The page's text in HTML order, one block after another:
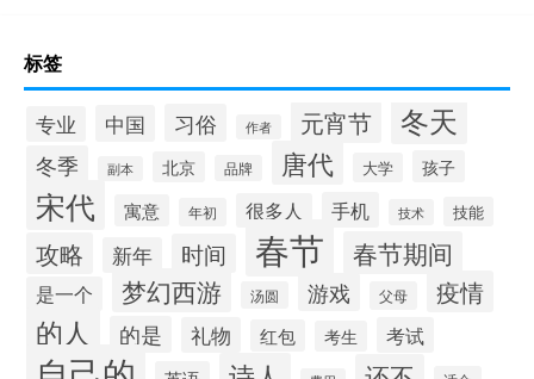
标签
专业 中国 习俗 作者 元宵节 冬天
冬季 副本 北京 品牌 唐代 大学 孩子
宋代 寓意 年初 很多人 手机 技术 技能
攻略 新年 时间 春节 春节期间
是一个 梦幻西游 汤圆 游戏 父母 疫情
的人 的是 礼物 红包 考生 考试